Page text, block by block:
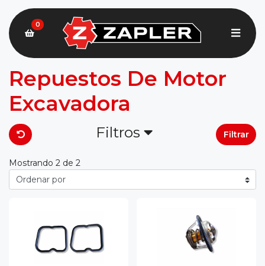
0
Repuestos De Motor
Excavadora
Filtros Filtrar
Mostrando 2 de 2